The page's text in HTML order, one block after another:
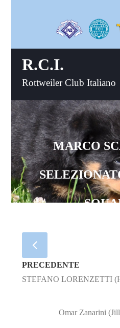
R.C.I.
Rottweiler Club Italiano
MARCO
PRECEDENTE
STEFANO LORENZETTI
Omar Zanarini